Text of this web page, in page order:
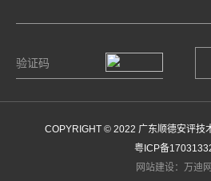
COPYRIGHT © 2022 广东顺德安评技
粤ICP备
网站建设：万迪